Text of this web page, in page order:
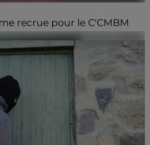
recrue pour le C'CMBM